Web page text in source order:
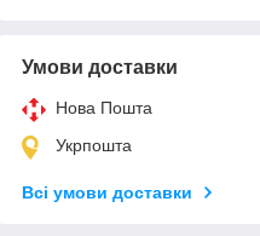
Умови доставки
Нова Пошта
Укрпошта
Всі умови доставки